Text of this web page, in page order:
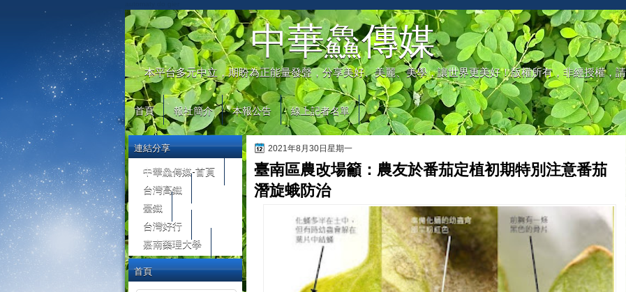
中華鱻傳媒
本平台多元中立，期盼為正能量發聲，分享美好、美麗、美學，讓世界更美好！版權所有，非經授權，
首頁 報社簡介 本報公告 線上記者名單
2021年8月30日星期一
臺南區農改場籲：農友於番茄定植初期特別注意番茄
潛旋蛾防治
連結分享
中華鱻傳媒-首頁
台灣高鐵
臺鐵
台灣好行
嘉南藥理大學
首頁